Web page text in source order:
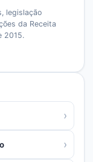
legislação
da Receita
2015.
›
›